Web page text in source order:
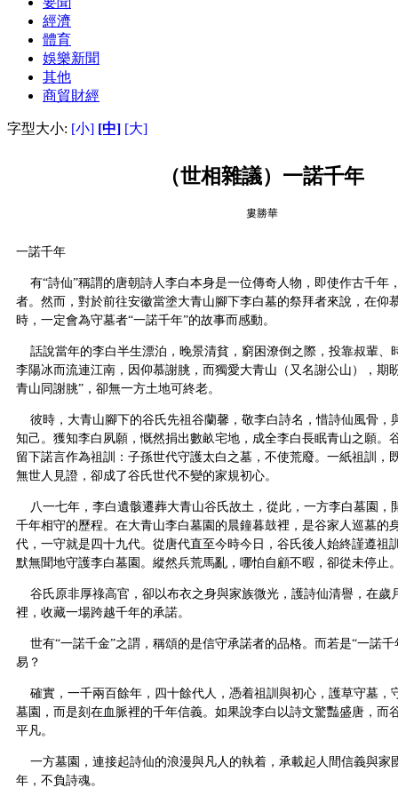
經濟
體育
娛樂新聞
其他
商貿財經
字型大小: [小] [中] [大]
（世相雜議）一諾千年
婁勝華
一諾千年
有“詩仙”稱謂的唐朝詩人李白本身是一位傳奇人物，即使作古千年
者。然而，對於前往安徽當塗大青山腳下李白墓的祭拜者來說，在仰
時，一定會為守墓者“一諾千年”的故事而感動。
話說當年的李白半生漂泊，晚景清貧，窮困潦倒之際，投靠叔輩、
李陽冰而流連江南，因仰慕謝朓，而獨愛大青山（又名謝公山），期
青山同謝朓”，卻無一方土地可終老。
彼時，大青山腳下的谷氏先祖谷蘭馨，敬李白詩名，惜詩仙風骨，
知己。獲知李白夙願，慨然捐出數畝宅地，成全李白長眠青山之願。
留下諾言作為祖訓：子孫世代守護太白之墓，不使荒廢。一紙祖訓，
無世人見證，卻成了谷氏世代不變的家規初心。
八一七年，李白遺骸遷葬大青山谷氏故土，從此，一方李白墓園，
千年相守的歷程。在大青山李白墓園的晨鐘暮鼓裡，是谷家人巡墓的
代，一守就是四十九代。從唐代直至今時今日，谷氏後人始終謹遵祖
默無聞地守護李白墓園。縱然兵荒馬亂，哪怕自顧不暇，卻從未停止
谷氏原非厚祿高官，卻以布衣之身與家族微光，護詩仙清譽，在歲
裡，收藏一場跨越千年的承諾。
世有“一諾千金”之謂，稱頌的是信守承諾者的品格。而若是“一諾千
易？
確實，一千兩百餘年，四十餘代人，憑着祖訓與初心，護草守墓，
墓園，而是刻在血脈裡的千年信義。如果說李白以詩文驚豔盛唐，而
平凡。
一方墓園，連接起詩仙的浪漫與凡人的執着，承載起人間信義與家
年，不負詩魂。